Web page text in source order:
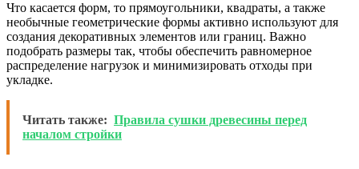
Что касается форм, то прямоугольники, квадраты, а также
необычные геометрические формы активно используют для
создания декоративных элементов или границ. Важно
подобрать размеры так, чтобы обеспечить равномерное
распределение нагрузок и минимизировать отходы при
укладке.
Читать также: Правила сушки древесины перед
началом стройки